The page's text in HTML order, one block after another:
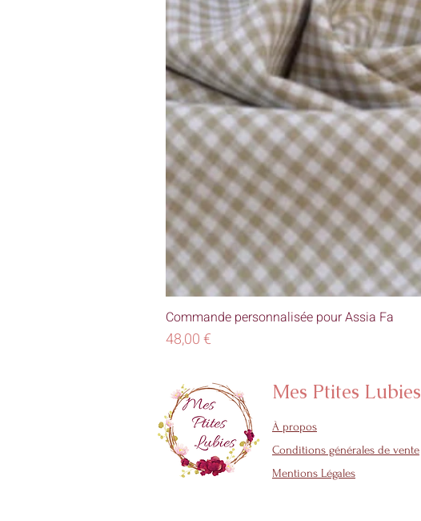
Commande personnalisée pour Assia Fa
Prix
48,00 €
Mes Ptites Lubies
À propos
Conditions générales de vente
Mentions Légales